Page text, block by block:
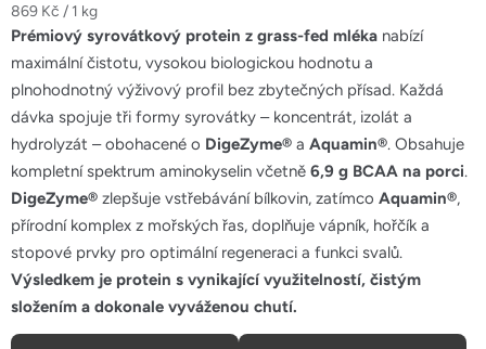
5,0
z
5
hvězdiček.
Měrná
cena:
869 Kč / 1 kg
Prémiový syrovátkový protein z grass-fed mléka nabízí
maximální čistotu, vysokou biologickou hodnotu a
plnohodnotný výživový profil bez zbytečných přísad. Každá
dávka spojuje tři formy syrovátky – koncentrát, izolát a
hydrolyzát – obohacené o DigeZyme® a Aquamin®. Obsahuje
kompletní spektrum aminokyselin včetně 6,9 g BCAA na porci.
DigeZyme® zlepšuje vstřebávání bílkovin, zatímco Aquamin®,
přírodní komplex z mořských řas, doplňuje vápník, hořčík a
stopové prvky pro optimální regeneraci a funkci svalů.
Výsledkem je protein s vynikající využitelností, čistým
složením a dokonale vyváženou chutí.